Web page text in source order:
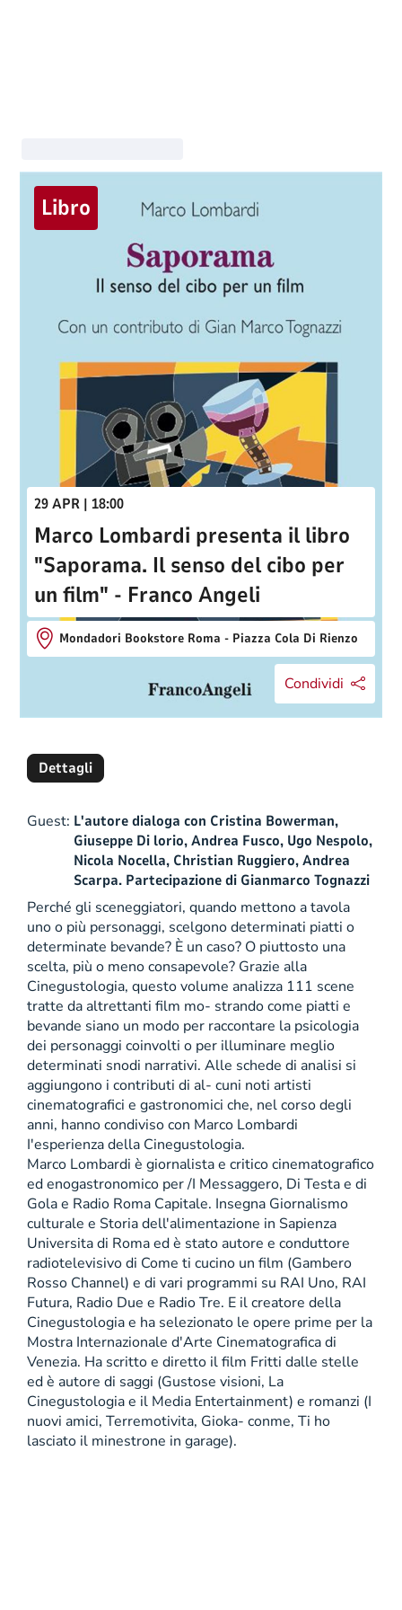
Libro
29 APR | 18:00
Marco Lombardi presenta il libro
"Saporama. Il senso del cibo per
un film" - Franco Angeli
Mondadori Bookstore Roma - Piazza Cola Di Rienzo
Condividi
Dettagli
Guest: L'autore dialoga con Cristina Bowerman,
Giuseppe Di lorio, Andrea Fusco, Ugo Nespolo,
Nicola Nocella, Christian Ruggiero, Andrea
Scarpa. Partecipazione di Gianmarco Tognazzi
Perché gli sceneggiatori, quando mettono a tavola
uno o più personaggi, scelgono determinati piatti o
determinate bevande? È un caso? O piuttosto una
scelta, più o meno consapevole? Grazie alla
Cinegustologia, questo volume analizza 111 scene
tratte da altrettanti film mo- strando come piatti e
bevande siano un modo per raccontare la psicologia
dei personaggi coinvolti o per illuminare meglio
determinati snodi narrativi. Alle schede di analisi si
aggiungono i contributi di al- cuni noti artisti
cinematografici e gastronomici che, nel corso degli
anni, hanno condiviso con Marco Lombardi
I'esperienza della Cinegustologia.
Marco Lombardi è giornalista e critico cinematografico
ed enogastronomico per /I Messaggero, Di Testa e di
Gola e Radio Roma Capitale. Insegna Giornalismo
culturale e Storia dell'alimentazione in Sapienza
Universita di Roma ed è stato autore e conduttore
radiotelevisivo di Come ti cucino un film (Gambero
Rosso Channel) e di vari programmi su RAI Uno, RAI
Futura, Radio Due e Radio Tre. E il creatore della
Cinegustologia e ha selezionato le opere prime per la
Mostra Internazionale d'Arte Cinematografica di
Venezia. Ha scritto e diretto il film Fritti dalle stelle
ed è autore di saggi (Gustose visioni, La
Cinegustologia e il Media Entertainment) e romanzi (I
nuovi amici, Terremotivita, Gioka- conme, Ti ho
lasciato il minestrone in garage).